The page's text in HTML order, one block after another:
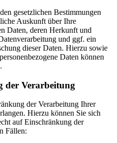
gesetzlichen Bestimmungen
Auskunft über Ihre
Daten, deren Herkunft und
und ggf. ein
dieser Daten. Hierzu sowie
Daten können
der Verarbeitung
der Verarbeitung Ihrer
Hierzu können Sie sich
auf Einschränkung der
Fällen: